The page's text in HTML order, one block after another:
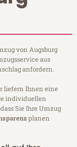
von Augsburg
aus
anfordern.
liefern Ihnen eine
individuellen
Sie Ihre Umzug
planen